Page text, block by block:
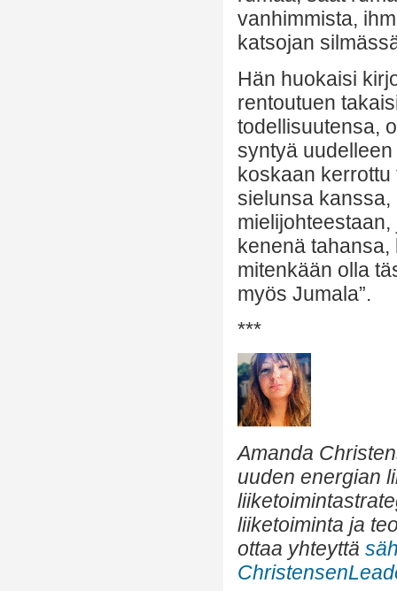
vanhimmista,
katsojan
Hän huokaisi
rentoutuen
todellisuutensa,
syntyä
koskaan
sielunsa kanssa,
kenenä tahansa,
mitenkään olla
myös Jumala”.
***
Amanda
uuden energian
liiketoiminta ja
ottaa yhteyttä